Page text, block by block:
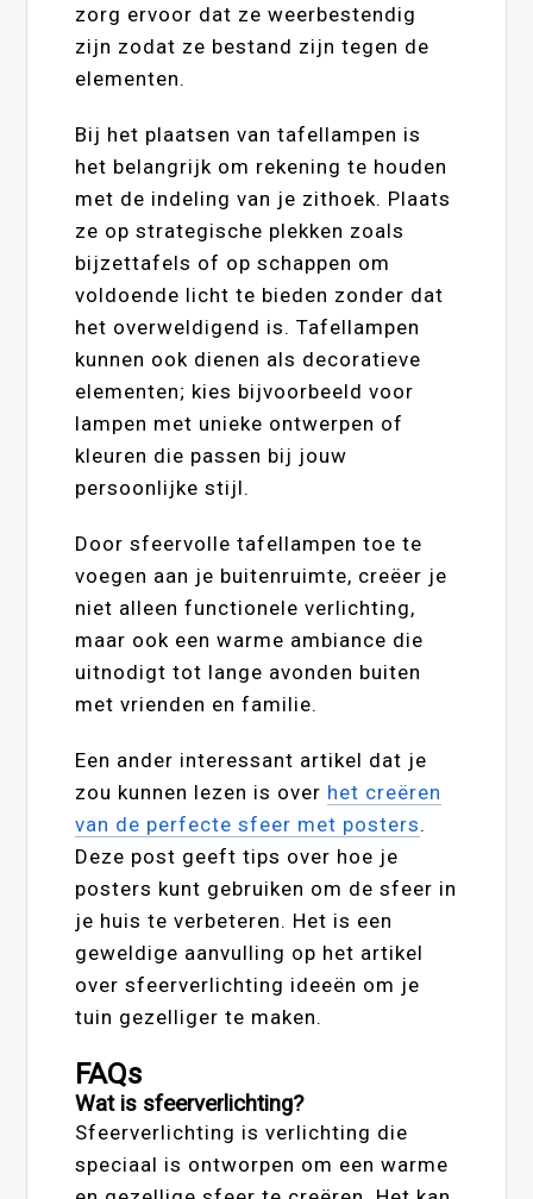
zorg ervoor dat ze weerbestendig
zijn zodat ze bestand zijn tegen de
elementen.
Bij het plaatsen van tafellampen is
het belangrijk om rekening te houden
met de indeling van je zithoek. Plaats
ze op strategische plekken zoals
bijzettafels of op schappen om
voldoende licht te bieden zonder dat
het overweldigend is. Tafellampen
kunnen ook dienen als decoratieve
elementen; kies bijvoorbeeld voor
lampen met unieke ontwerpen of
kleuren die passen bij jouw
persoonlijke stijl.
Door sfeervolle tafellampen toe te
voegen aan je buitenruimte, creëer je
niet alleen functionele verlichting,
maar ook een warme ambiance die
uitnodigt tot lange avonden buiten
met vrienden en familie.
Een ander interessant artikel dat je
zou kunnen lezen is over het creëren
van de perfecte sfeer met posters.
Deze post geeft tips over hoe je
posters kunt gebruiken om de sfeer in
je huis te verbeteren. Het is een
geweldige aanvulling op het artikel
over sfeerverlichting ideeën om je
tuin gezelliger te maken.
FAQs
Wat is sfeerverlichting?
Sfeerverlichting is verlichting die
speciaal is ontworpen om een warme